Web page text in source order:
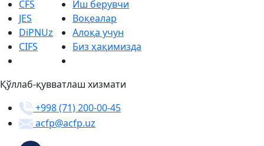
CFS
JES
DiPNUz
CIFS
Иш берувчи
Воқеалар
Алоқа учун
Биз ҳақимизда
Қўллаб-қувватлаш хизмати
+998 (71) 200-00-45
acfp@acfp.uz